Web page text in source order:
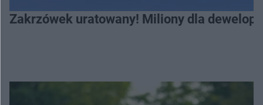
Zakrzówek uratowany! Miliony dla